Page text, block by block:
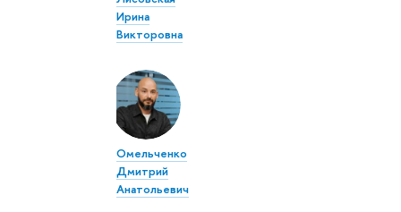
Ирина
Викторовна
Омельченко
Дмитрий
Анатольевич